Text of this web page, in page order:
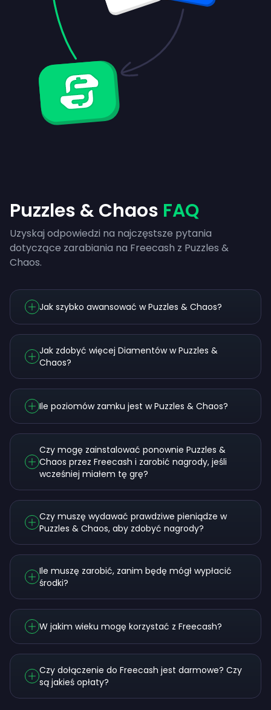
Puzzles & Chaos FAQ
Uzyskaj odpowiedzi na najczęstsze pytania
dotyczące zarabiania na Freecash z Puzzles &
Chaos.
Jak szybko awansować w Puzzles & Chaos?
Jak zdobyć więcej Diamentów w Puzzles &
Chaos?
Ile poziomów zamku jest w Puzzles & Chaos?
Czy mogę zainstalować ponownie Puzzles &
Chaos przez Freecash i zarobić nagrody, jeśli
wcześniej miałem tę grę?
Czy muszę wydawać prawdziwe pieniądze w
Puzzles & Chaos, aby zdobyć nagrody?
Ile muszę zarobić, zanim będę mógł wypłacić
środki?
W jakim wieku mogę korzystać z Freecash?
Czy dołączenie do Freecash jest darmowe? Czy
są jakieś opłaty?